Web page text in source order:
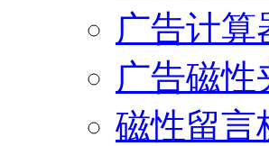
广告计算
广告磁性
磁性留言